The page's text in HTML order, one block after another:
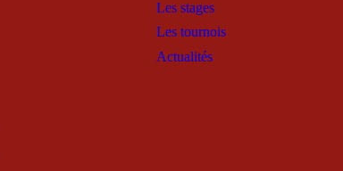
Les stages
Les tournois
Actualités